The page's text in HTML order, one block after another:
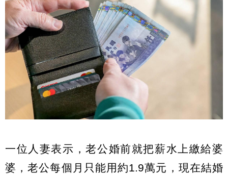
一位人妻表示，老公婚前就把薪水上繳給婆
婆，老公每個月只能用約1.9萬元，現在結婚